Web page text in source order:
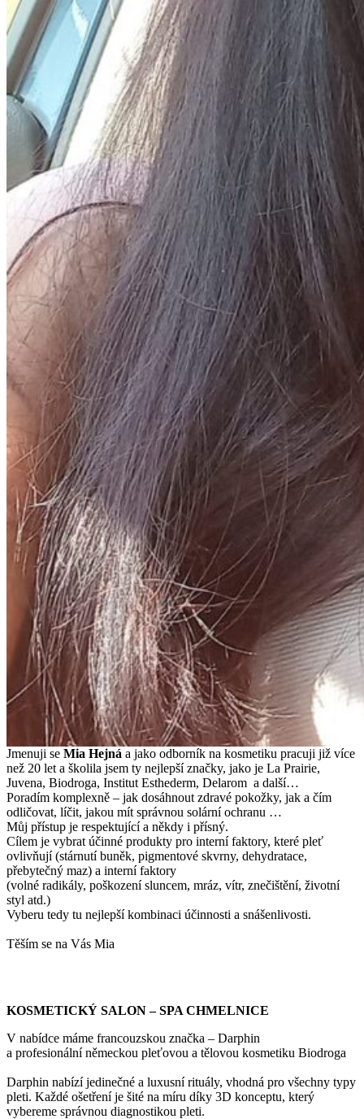
Jmenuji se Mia Hejná a jako odborník na kosmetiku pracuji již více
než 20 let a školila jsem ty nejlepší značky, jako je La Prairie,
Juvena, Biodroga, Institut Esthederm, Delarom a další…
Poradím komplexně – jak dosáhnout zdravé pokožky, jak a čím
odličovat, líčit, jakou mít správnou solární ochranu …
Můj přístup je respektující a někdy i přísný.
Cílem je vybrat účinné produkty pro interní faktory, které pleť
ovlivňují (stárnutí buněk, pigmentové skvrny, dehydratace,
přebytečný maz) a interní faktory
(volné radikály, poškození sluncem, mráz, vítr, znečištění, životní
styl atd.)
Vyberu tedy tu nejlepší kombinaci účinnosti a snášenlivosti.
Těším se na Vás Mia
KOSMETICKÝ SALON – SPA CHMELNICE
V nabídce máme francouzskou značka – Darphin
a profesionální německou pleťovou a tělovou kosmetiku Biodroga
Darphin nabízí jedinečné a luxusní rituály, vhodná pro všechny typy
pleti. Každé ošetření je šité na míru díky 3D konceptu, který
vybereme správnou diagnostikou pleti.